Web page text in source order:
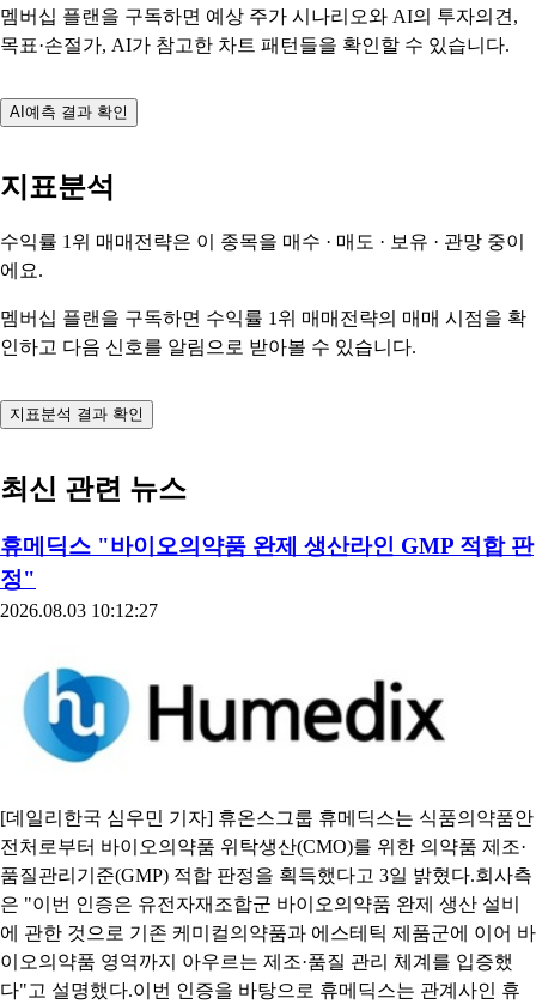
멤버십 플랜을 구독하면 예상 주가 시나리오와 AI의 투자의견,
목표·손절가, AI가 참고한 차트 패턴들을 확인할 수 있습니다.
AI예측 결과 확인
지표분석
수익률 1위 매매전략은 이 종목을 매수 · 매도 · 보유 · 관망 중이
에요.
멤버십 플랜을 구독하면 수익률 1위 매매전략의 매매 시점을 확
인하고 다음 신호를 알림으로 받아볼 수 있습니다.
지표분석 결과 확인
최신 관련 뉴스
휴메딕스 "바이오의약품 완제 생산라인 GMP 적합 판
정"
2026.08.03 10:12:27
[데일리한국 심우민 기자] 휴온스그룹 휴메딕스는 식품의약품안
전처로부터 바이오의약품 위탁생산(CMO)를 위한 의약품 제조·
품질관리기준(GMP) 적합 판정을 획득했다고 3일 밝혔다.회사측
은 "이번 인증은 유전자재조합군 바이오의약품 완제 생산 설비
에 관한 것으로 기존 케미컬의약품과 에스테틱 제품군에 이어 바
이오의약품 영역까지 아우르는 제조·품질 관리 체계를 입증했
다"고 설명했다.이번 인증을 바탕으로 휴메딕스는 관계사인 휴